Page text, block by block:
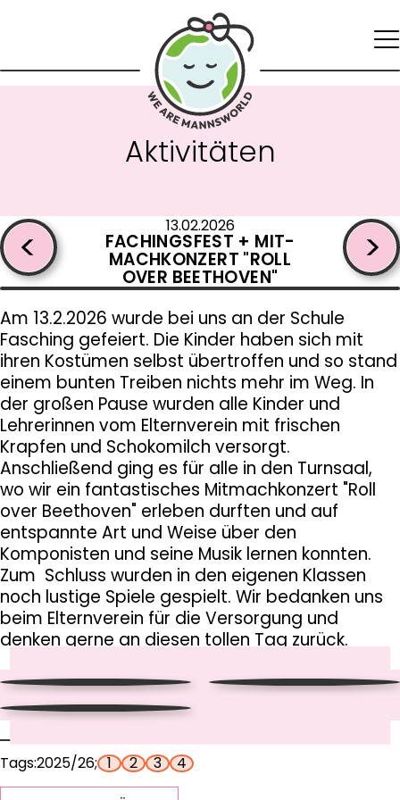
Zur
Ak­ti­vi­tä­ten
13.02.2026
FACHINGS­FEST + MIT­
MACH­KON­ZERT "ROLL
OVER BEET­HO­VEN"
Am 13.2.2026 wurde bei uns an der Schule
Fasching gefeiert. Die Kinder haben sich mit
ihren Kostümen selbst übertroffen und so stand
einem bunten Treiben nichts mehr im Weg. In
der großen Pause wurden alle Kinder und
Lehrerinnen vom Elternverein mit frischen
Krapfen und Schokomilch versorgt.
Anschließend ging es für alle in den Turnsaal,
wo wir ein fantastisches Mitmachkonzert "Roll
over Beethoven" erleben durften und auf
entspannte Art und Weise über den
Komponisten und seine Musik lernen konnten.
Zum Schluss wurden in den eigenen Klassen
noch lustige Spiele gespielt. Wir bedanken uns
beim Elternverein für die Versorgung und
denken gerne an diesen tollen Tag zurück.
Tags:2025/26 1 2 3 4